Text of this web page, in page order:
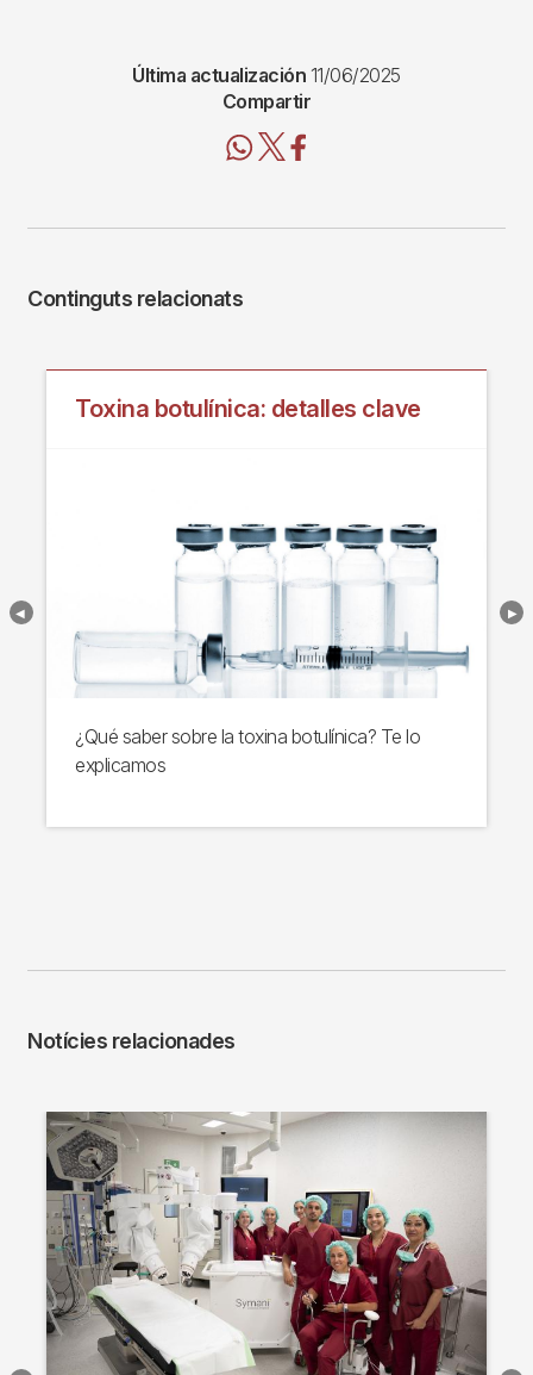
Última actualización 11/06/2025
Compartir
Continguts relacionats
Toxina botulínica: detalles clave
¿Qué saber sobre la toxina botulínica? Te lo
explicamos
Notícies relacionades